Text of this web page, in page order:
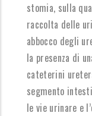
stomia, sulla
raccolta delle
abbocco degli
la presenza di
cateterini
segmento
le vie urinare e